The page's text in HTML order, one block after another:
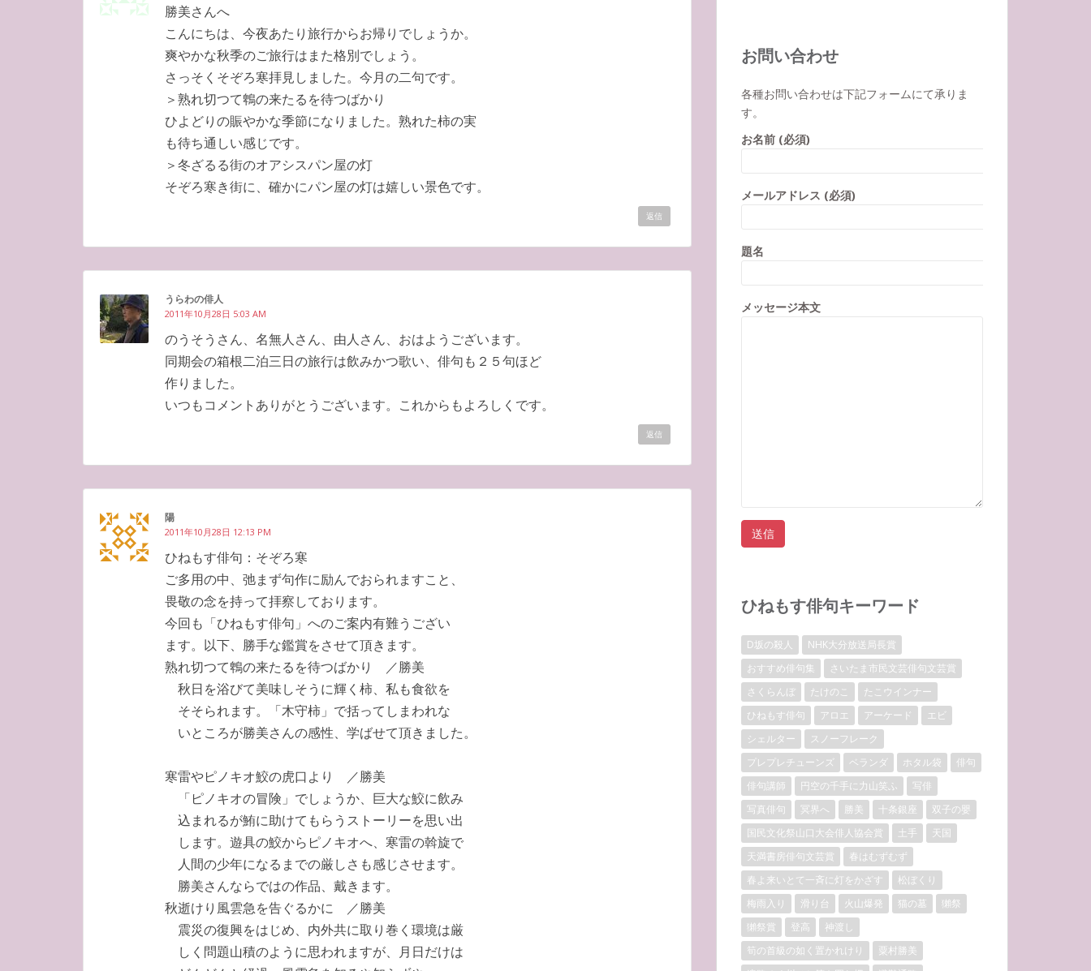
勝美さんへ
こんにちは、今夜あたり旅行からお帰りでしょうか。
爽やかな秋季のご旅行はまた格別でしょう。
さっそくそぞろ寒拝見しました。今月の二句です。
＞熟れ切つて鵯の来たるを待つばかり
ひよどりの賑やかな季節になりました。熟れた柿の実
も待ち通しい感じです。
＞冬ざるる街のオアシスパン屋の灯
そぞろ寒き街に、確かにパン屋の灯は嬉しい景色です。
返信
うらわの俳人
2011年10月28日 5:03 AM
のうそうさん、名無人さん、由人さん、おはようございます。
同期会の箱根二泊三日の旅行は飲みかつ歌い、俳句も２５句ほど
作りました。
いつもコメントありがとうございます。これからもよろしくです。
返信
陽
2011年10月28日 12:13 PM
ひねもす俳句：そぞろ寒
ご多用の中、弛まず句作に励んでおられますこと、
畏敬の念を持って拝察しております。
今回も「ひねもす俳句」へのご案内有難うござい
ます。以下、勝手な鑑賞をさせて頂きます。
熟れ切つて鵯の来たるを待つばかり ／勝美
秋日を浴びて美味しそうに輝く柿、私も食欲を
そそられます。「木守柿」で括ってしまわれな
いところが勝美さんの感性、学ばせて頂きました。
寒雷やピノキオ鮫の虎口より ／勝美
「ピノキオの冒険」でしょうか、巨大な鮫に飲み
込まれるが鮪に助けてもらうストーリーを思い出
します。遊具の鮫からピノキオへ、寒雷の斡旋で
人間の少年になるまでの厳しさも感じさせます。
勝美さんならではの作品、戴きます。
秋逝けり風雲急を告ぐるかに ／勝美
震災の復興をはじめ、内外共に取り巻く環境は厳
しく問題山積のように思われますが、月日だけは
お問い合わせ
各種お問い合わせは下記フォームにて承りま
す。
お名前 (必須)
メールアドレス (必須)
題名
メッセージ本文
ひねもす俳句キーワード
D坂の殺人
NHK大分放送局長賞
おすすめ俳句集
さいたま市民文芸俳句文芸賞
さくらんぼ
たけのこ
たこウインナー
ひねもす俳句
アロエ アーケード
エビ
シェルター
スノーフレーク
プレプレチューンズ
ベランダ ホタル袋
俳句
俳句講師
円空の千手に力山笑ふ
写俳
写真俳句
冥界へ 勝美 十条銀座
双子の嬰
国民文化祭山口大会俳人協会賞
土手
天国
天満書房俳句文芸賞
春はむずむず
春よ来いとて一斉に灯をかざす
松ぼくり
梅雨入り
滑り台 火山爆発 猫の墓
獺祭
獺祭賞
登高
神渡し
筍の首級の如く置かれけり
粟村勝美